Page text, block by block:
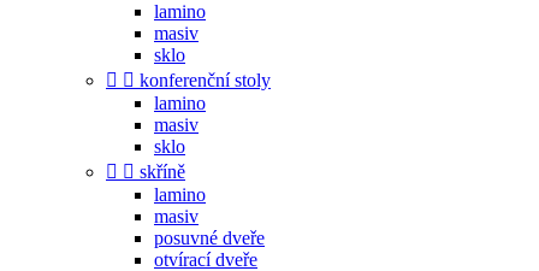
lamino
masiv
sklo
  konferenční stoly
lamino
masiv
sklo
  skříně
lamino
masiv
posuvné dveře
otvírací dveře